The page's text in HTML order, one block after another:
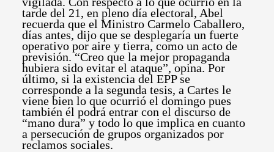
tarde del 21, en pleno día electoral, Abel
recuerda que el Ministro Carmelo Caballero,
días antes, dijo que se desplegaría un fuerte
operativo por aire y tierra, como un acto de
previsión. “Creo que la mejor propaganda
hubiera sido evitar el ataque”, opina. Por
último, si la existencia del EPP se
corresponde a la segunda tesis, a Cartes le
viene bien lo que ocurrió el domingo pues
también él podrá entrar con el discurso de
“mano dura” y todo lo que implica en cuanto
a persecución de grupos organizados por
reclamos sociales.